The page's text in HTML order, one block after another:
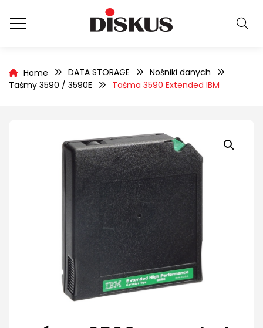
Home DATA STORAGE
Nośniki danych
Taśmy 3590 / 3590E
Taśma 3590 Extended IBM